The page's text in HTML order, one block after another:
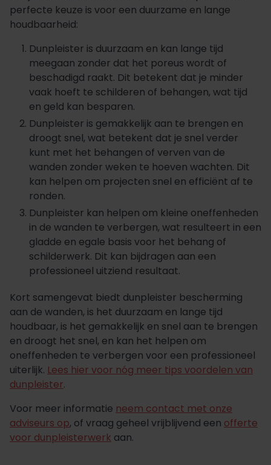
perfecte keuze is voor een duurzame en lange
houdbaarheid:
Dunpleister is duurzaam en kan lange tijd
meegaan zonder dat het poreus wordt of
beschadigd raakt. Dit betekent dat je minder
vaak hoeft te schilderen of behangen, wat tijd
en geld kan besparen.
Dunpleister is gemakkelijk aan te brengen en
droogt snel, wat betekent dat je snel verder
kunt met het behangen of verven van de
wanden zonder weken te hoeven wachten. Dit
kan helpen om projecten snel en efficiënt af te
ronden.
Dunpleister kan helpen om kleine oneffenheden
in de wanden te verbergen, wat resulteert in een
gladde en egale basis voor het behang of
schilderwerk. Dit kan bijdragen aan een
professioneel uitziend resultaat.
Kort samengevat biedt dunpleister bescherming
aan de wanden, is het duurzaam en lange tijd
houdbaar, is het gemakkelijk en snel aan te brengen
en droogt het snel, en kan het helpen om
oneffenheden te verbergen voor een professioneel
uiterlijk. Lees hier voor nóg meer tips voordelen van
dunpleister.
Voor meer informatie neem contact met onze
adviseurs op, of vraag geheel vrijblijvend een offerte
voor dunpleisterwerk aan.